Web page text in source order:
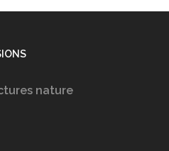
nature